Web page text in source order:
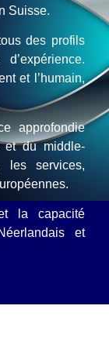
Suisse.
des profils
et l’humain,
approfondie
et du middle-
les services,
la capacité
et